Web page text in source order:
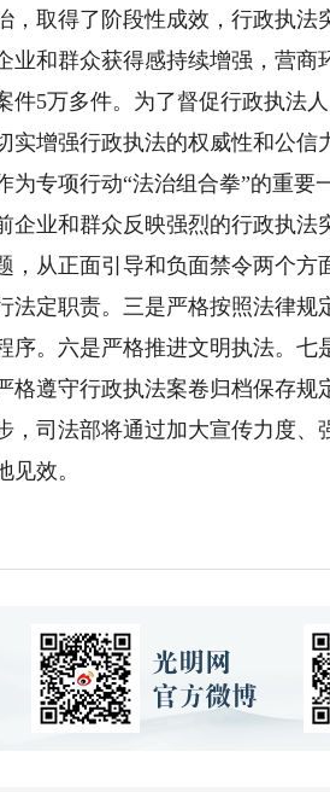
，取得了阶段性成效，行政执法
业和群众获得感持续增强，营商
件5万多件。为了督促行政执法
增强行政执法的权威性和公信
专项行动“法治组合拳”的重要
业和群众反映强烈的行政执法
，从正面引导和负面禁令两个方
法定职责。三是严格按照法律规
序。六是严格推进文明执法。七
遵守行政执法案卷归档保存规
司法部将通过加大宣传力度、
效。